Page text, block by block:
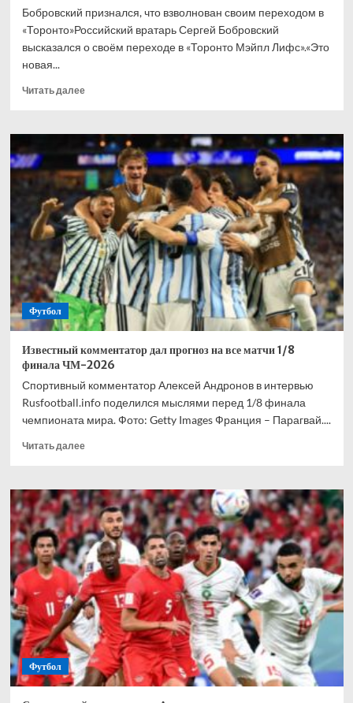
Бобровский признался, что взволнован своим переходом в
«Торонто»Российский вратарь Сергей Бобровский
высказался о своём переходе в «Торонто Мэйпл Лифс».«Это
новая...
Читать далееПрочитать
Бобровский
признался,
что
взволнован
своим
переходом
в
«Торонто»
Футбол
Известный комментатор дал прогноз на все матчи 1/8
финала ЧМ-2026
Спортивный комментатор Алексей Андронов в интервью
Rusfootball.info поделился мыслями перед 1/8 финала
чемпионата мира. Фото: Getty Images Франция – Парагвай....
Читать далееПрочитать
Известный
комментатор
дал
прогноз
на
все
матчи
1/8
финала
ЧМ-2026
Футбол